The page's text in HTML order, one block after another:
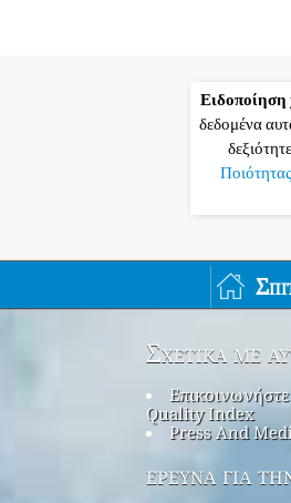
Ειδοποίηση
δεδομένα
Ποιότητας
Σχετικά με
Quality Index
Press And
έρευνα για